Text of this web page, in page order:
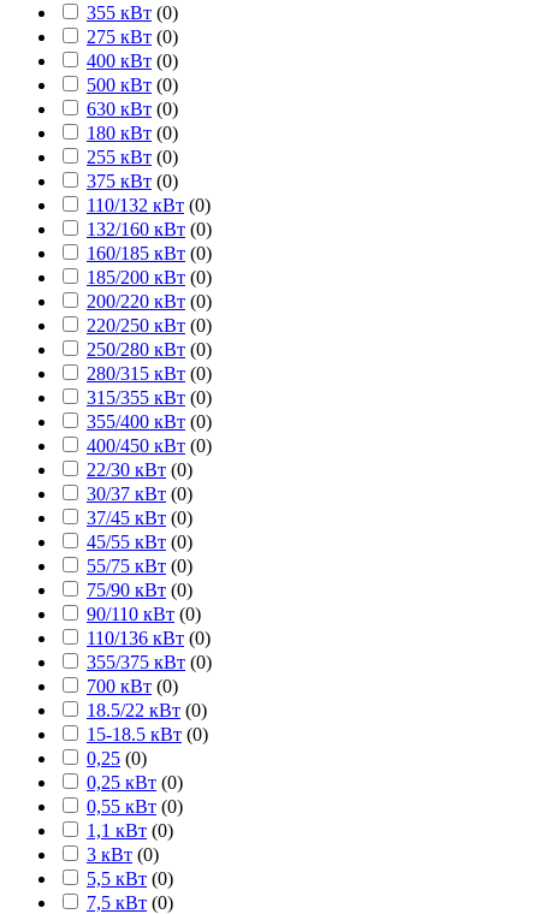
355 кВт (0)
275 кВт (0)
400 кВт (0)
500 кВт (0)
630 кВт (0)
180 кВт (0)
255 кВт (0)
375 кВт (0)
110/132 кВт (0)
132/160 кВт (0)
160/185 кВт (0)
185/200 кВт (0)
200/220 кВт (0)
220/250 кВт (0)
250/280 кВт (0)
280/315 кВт (0)
315/355 кВт (0)
355/400 кВт (0)
400/450 кВт (0)
22/30 кВт (0)
30/37 кВт (0)
37/45 кВт (0)
45/55 кВт (0)
55/75 кВт (0)
75/90 кВт (0)
90/110 кВт (0)
110/136 кВт (0)
355/375 кВт (0)
700 кВт (0)
18.5/22 кВт (0)
15-18.5 кВт (0)
0,25 (0)
0,25 кВт (0)
0,55 кВт (0)
1,1 кВт (0)
3 кВт (0)
5,5 кВт (0)
7,5 кВт (0)